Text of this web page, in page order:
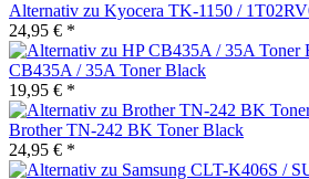
Alternativ zu Kyocera TK-1150 /
24,95 € *
CB435A / 35A Toner Black
19,95 € *
Brother TN-242 BK Toner Black
24,95 € *